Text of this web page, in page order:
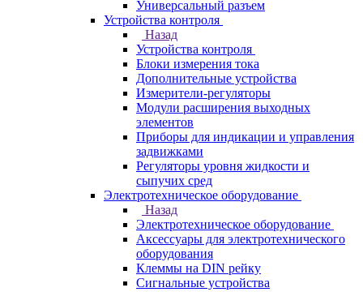
Универсальный разъем
Устройства контроля
Назад
Устройства контроля
Блоки измерения тока
Дополнительные устройства
Измерители-регуляторы
Модули расширения выходных
элементов
Приборы для индикации и управления
задвижками
Регуляторы уровня жидкости и
сыпучих сред
Электротехническое оборудование
Назад
Электротехническое оборудование
Аксессуары для электротехнического
оборудования
Клеммы на DIN рейку
Сигнальные устройства